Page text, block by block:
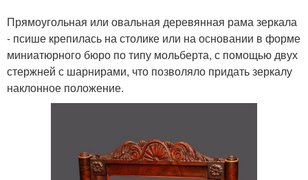
Прямоугольная или овальная деревянная рама зеркала
- псише крепилась на столике или на основании в форме
миниатюрного бюро по типу мольберта, с помощью двух
стержней с шарнирами, что позволяло придать зеркалу
наклонное положение.